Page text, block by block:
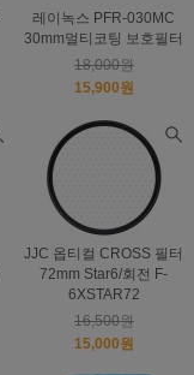
레이녹스 PFR-030MC
30mm멀티코팅 보호필터
18,000원
15,900원
JJC 옵티컬 CROSS 필터
72mm Star6/회전 F-
6XSTAR72
16,500원
15,000원